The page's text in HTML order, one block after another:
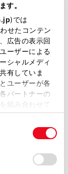
す。
)では
せたコンテン
広告の表示回
ーザーによる
シャルメディ
有していま
ユーザーが各
パートナーの
組み合わせて
用を続行する
れることに同
プトアウト、
住所自動入力